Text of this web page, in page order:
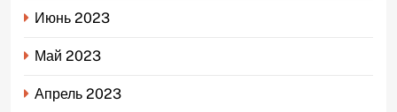
Июнь 2023
Май 2023
Апрель 2023